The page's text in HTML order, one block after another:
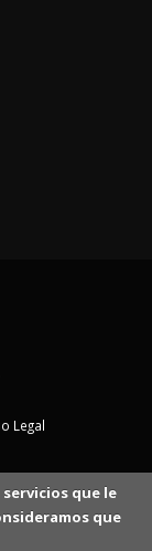
Legal
que le
que